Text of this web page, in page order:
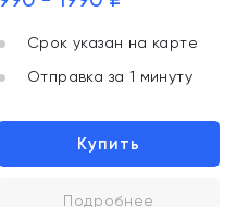
Срок указан на карте
Отправка за 1 минуту
Купить
Подробнее